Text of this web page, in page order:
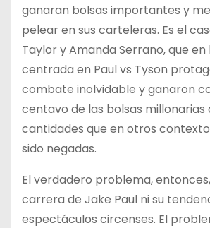
ganaran bolsas importantes y
pelear en sus carteleras. Es el
Taylor y Amanda Serrano, que en
centrada en Paul vs Tyson
combate inolvidable y ganaron
centavo de las bolsas millonarias
cantidades que en otros
sido negadas.
El verdadero problema,
carrera de Jake Paul ni su
espectáculos circenses. El